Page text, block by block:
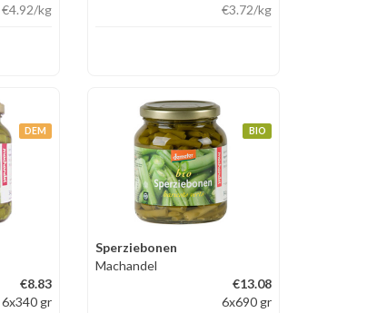
€4.92/kg
€3.72/kg
DEM
€8.83
6x340 gr
BIO
Sperziebonen
Machandel
€13.08
6x690 gr